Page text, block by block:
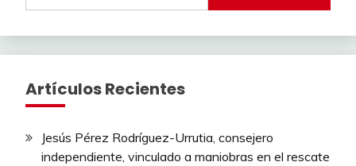
Artículos Recientes
Jesús Pérez Rodríguez-Urrutia, consejero
independiente, vinculado a maniobras en el rescate